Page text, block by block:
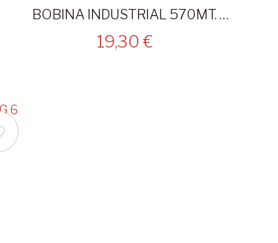
BOBINA INDUSTRIAL 570MT. GOFRADA 2 CAPAS 2 UNID.
19,30 €